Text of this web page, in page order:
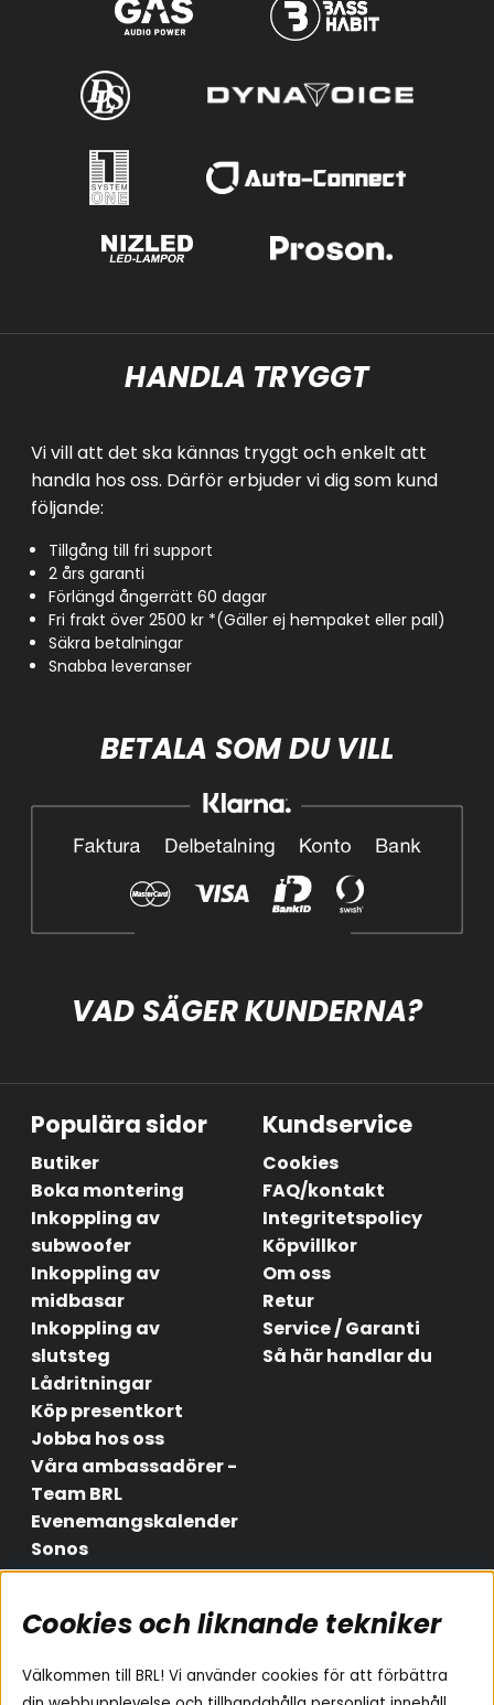
HANDLA TRYGGT
Vi vill att det ska kännas tryggt och enkelt att
handla hos oss. Därför erbjuder vi dig som kund
följande:
Tillgång till fri support
2 års garanti
Förlängd ångerrätt 60 dagar
Fri frakt över 2500 kr *(Gäller ej hempaket eller pall)
Säkra betalningar
Snabba leveranser
BETALA SOM DU VILL
VAD SÄGER KUNDERNA?
Populära sidor
Butiker
Boka montering
Inkoppling av
subwoofer
Inkoppling av
midbasar
Inkoppling av
slutsteg
Lådritningar
Köp presentkort
Jobba hos oss
Våra ambassadörer -
Team BRL
Evenemangskalender
Sonos
Kundservice
Cookies
FAQ/kontakt
Integritetspolicy
Köpvillkor
Om oss
Retur
Service / Garanti
Så här handlar du
Områden
Billjud
Hemmaljud
Följ oss
Instagram
Cookies och liknande tekniker
Välkommen till BRL! Vi använder cookies för att förbättra